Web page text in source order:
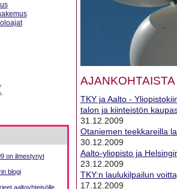
on ilmestynyt
blogi
aaltoyhteisölle
AJANKOHTAISTA
TKY ja Aalto -
talon ja kiinteistön
31.12.2009
Otaniemen teekkareilla
30.12.2009
Aalto-yliopisto ja
23.12.2009
TKY:n laulukilpailun
17.12.2009